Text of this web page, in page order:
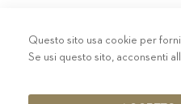
PRIVACY-
Questo sito usa cookie per
Se usi questo sito, acconsenti